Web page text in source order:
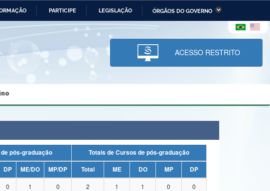
PARTICIPE LEGISLAÇÃO ÓRGÃOS DO GOVERNO
Ministério da Economia Ministério da Infraestrutura
Ministério da Ciência,
Tecnologia, Inovações e
Comunicações
e dos Direitos Humanos
Planalto
ACESSO RESTRITO
Total de Programas de pós-graduação
Totais de Cursos de pós-graduação
DP ME/DO MP/DP Total ME DO MP
DP
0 1 0 2 1 1 0
0